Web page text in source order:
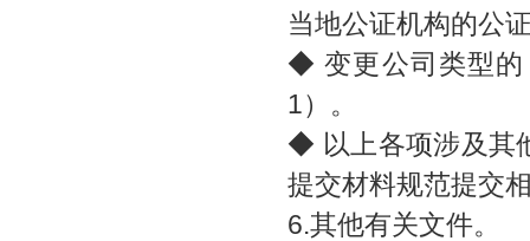
当地公证机构的公
◆ 变更公司类型的
1）。
◆ 以上各项涉及其
提交材料规范提交
6.其他有关文件。